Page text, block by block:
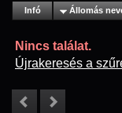
Infó Lejátszás
Állomás
Nincs találat.
Újrakeresés a